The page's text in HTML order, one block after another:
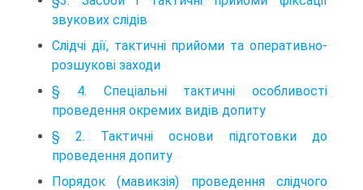
звукових слідів
Слідчі дії, тактичні прийоми та оперативно-
розшукові заходи
§ 4. Спеціальні тактичні особливості
проведення окремих видів допиту
§ 2. Тактичні основи підготовки до
проведення допиту
Порядок (мавикзія) проведення слідчого